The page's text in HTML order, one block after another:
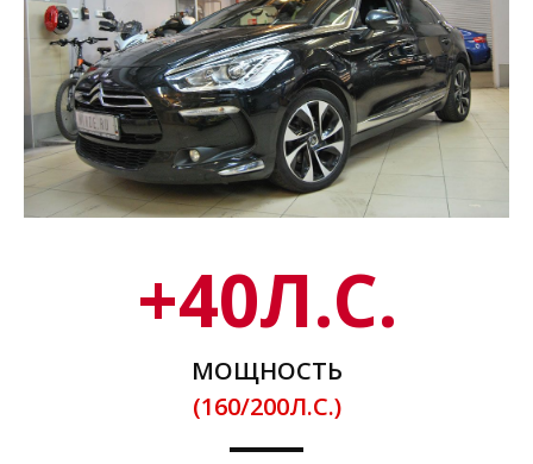
+40Л.С.
МОЩНОСТЬ
(160/200Л.С.)